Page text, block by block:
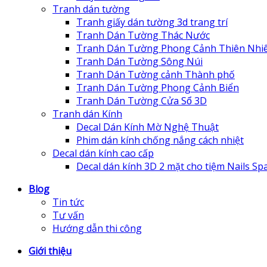
Tranh dán tường
Tranh giấy dán tường 3d trang trí
Tranh Dán Tường Thác Nước
Tranh Dán Tường Phong Cảnh Thiên
Tranh Dán Tường Sông Núi
Tranh Dán Tường cảnh Thành phố
Tranh Dán Tường Phong Cảnh Biển
Tranh Dán Tường Cửa Sổ 3D
Tranh dán Kính
Decal Dán Kính Mờ Nghệ Thuật
Phim dán kính chống nắng cách nhiệt
Decal dán kính cao cấp
Decal dán kính 3D 2 mặt cho tiệm Nails
Blog
Tin tức
Tư vấn
Hướng dẫn thi công
Giới thiệu